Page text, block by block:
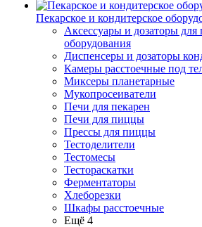
Пекарское и кондитерское
Аксессуары и дозаторы для
оборудования
Диспенсеры и дозаторы
Камеры расстоечные под
Миксеры планетарные
Мукопросеиватели
Печи для пекарен
Печи для пиццы
Прессы для пиццы
Тестоделители
Тестомесы
Тестораскатки
Ферментаторы
Хлеборезки
Шкафы расстоечные
Ещё 4